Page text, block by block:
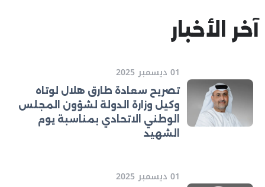
آخر الأخبار
01 ديسمبر 2025
تصريح سعادة طارق هلال لوتاه
وكيل وزارة الدولة لشؤون المجلس
الوطني الاتحادي بمناسبة يوم
الشهيد
01 ديسمبر 2025